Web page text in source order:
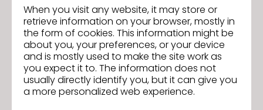
Suivant
Marvelous Designer wins 2024
Academy Award
ACCÉDER À LA LISTE
When you visit any website, it may store or
retrieve information on your browser, mostly in
the form of cookies. This information might be
about you, your preferences, or your device
and is mostly used to make the site work as
you expect it to. The information does not
usually directly identify you, but it can give you
a more personalized web experience.